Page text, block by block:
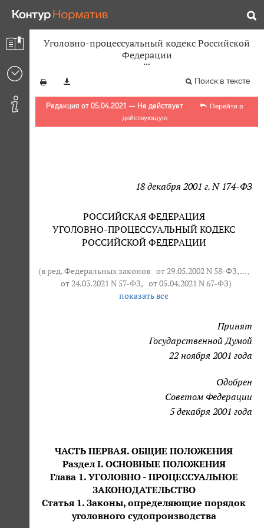
Уголовно-процессуальный кодекс Российской
Федерации
Поиск в тексте
Редакция от 05.04.2021 — Не действует
Перейти в
действующую
18 декабря 2001 г. N 174-ФЗ
РОССИЙСКАЯ ФЕДЕРАЦИЯ
УГОЛОВНО-ПРОЦЕССУАЛЬНЫЙ КОДЕКС
РОССИЙСКОЙ ФЕДЕРАЦИИ
(в ред. Федеральных законов от 29.05.2002 N 58-ФЗ, … ,
от 24.03.2021 N 57-ФЗ, от 05.04.2021 N 67-ФЗ)
показать все
Принят
Государственной Думой
22 ноября 2001 года
Одобрен
Советом Федерации
5 декабря 2001 года
ЧАСТЬ ПЕРВАЯ. ОБЩИЕ ПОЛОЖЕНИЯ
Раздел I. ОСНОВНЫЕ ПОЛОЖЕНИЯ
Глава 1. УГОЛОВНО - ПРОЦЕССУАЛЬНОЕ
ЗАКОНОДАТЕЛЬСТВО
Статья 1. Законы, определяющие порядок
уголовного судопроизводства